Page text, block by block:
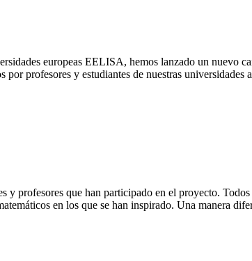
europeas EELISA, hemos lanzado un nuevo
por profesores y estudiantes de nuestras
y profesores que han participado en el proyecto.
en los que se han inspirado. Una manera